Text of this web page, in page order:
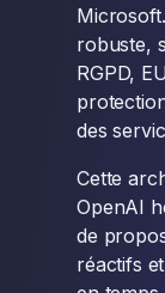
robuste,
RGPD,
des
Cette
OpenAI
de
réactifs